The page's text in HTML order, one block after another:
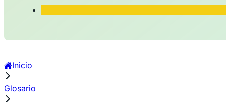
Inicio
Glosario